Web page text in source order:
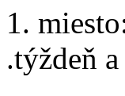
1.
.týždeň